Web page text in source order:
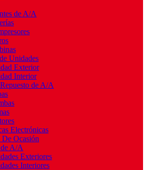
de A/A
Unidades
Exterior
Interior
de A/A
Electrónicas
De Ocasión
A/A
Exteriores
Interiores